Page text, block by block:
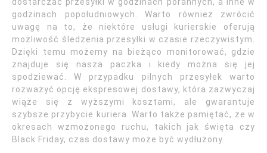
godzinach popołudniowych. Warto również zwrócić
uwagę na to, że niektóre usługi kurierskie oferują
możliwość śledzenia przesyłki w czasie rzeczywistym.
Dzięki temu możemy na bieżąco monitorować, gdzie
znajduje się nasza paczka i kiedy można się jej
spodziewać. W przypadku pilnych przesyłek warto
rozważyć opcję ekspresowej dostawy, która zazwyczaj
wiąże się z wyższymi kosztami, ale gwarantuje
szybsze przybycie kuriera. Warto także pamiętać, że w
okresach wzmożonego ruchu, takich jak święta czy
Black Friday, czas dostawy może być wydłużony.